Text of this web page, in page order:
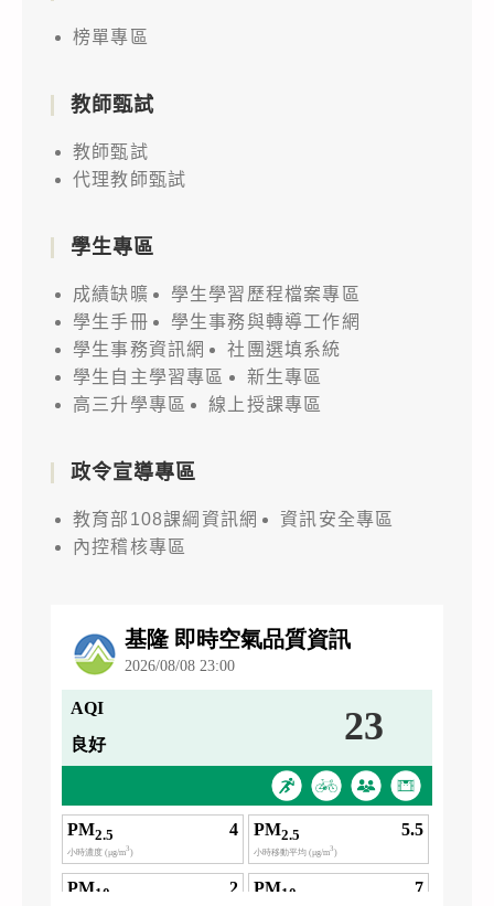
榜單專區
教師甄試
教師甄試
代理教師甄試
學生專區
成績缺曠
學生學習歷程檔案專區
學生手冊
學生事務與轉導工作網
學生事務資訊網
社團選填系統
學生自主學習專區
新生專區
高三升學專區
線上授課專區
政令宣導專區
教育部108課綱資訊網
資訊安全專區
內控稽核專區